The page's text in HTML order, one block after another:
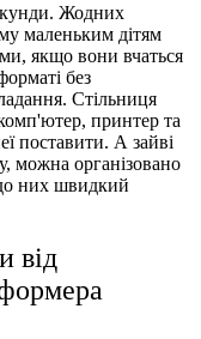
Жодних
маленьким дітям
якщо вони вчаться
без
Стільниця
принтер та
поставити. А зайві
можна організовано
них швидкий
від